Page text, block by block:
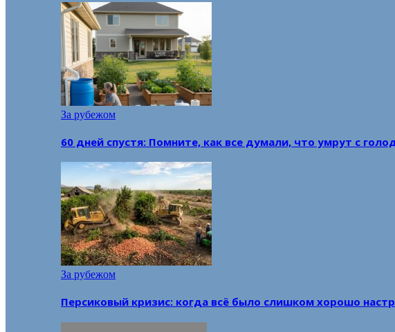
За рубежом
60 дней спустя: Помните, как все думали, что умрут с
За рубежом
Персиковый кризис: когда всё было слишком хорошо